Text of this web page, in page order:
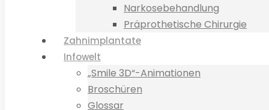
Narkosebehandlung
Präprothetische Chirurgie
Zahnimplantate
Infowelt
„Smile 3D“-Animationen
Broschüren
Glossar